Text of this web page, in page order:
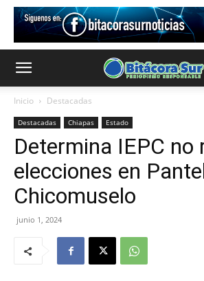
Inicio Destacadas
Destacadas Chiapas Estado
Determina IEPC no
elecciones en
Chicomuselo
junio 1, 2024